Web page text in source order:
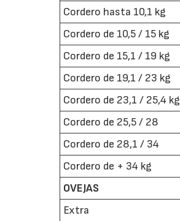
Cordero hasta 10,1 kg
Cordero de 10,5 / 15 kg
Cordero de 15,1 / 19 kg
Cordero de 19,1 / 23 kg
Cordero de 23,1 / 25,4 kg
Cordero de 25,5 / 28
Cordero de 28,1 / 34
Cordero de + 34 kg
OVEJAS
Extra